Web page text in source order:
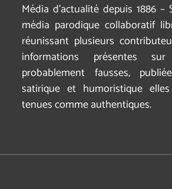
Média d’actualité depuis 1886
média parodique collaboratif
réunissant plusieurs
informations présentes
probablement fausses,
satirique et humoristique
tenues comme authentiques.